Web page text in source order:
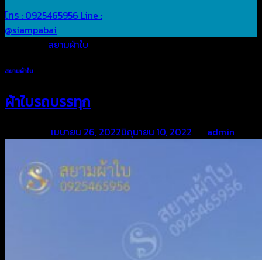
โทร : 0925465956 Line :
@siampabai
สยามผ้าใบ
สยามผ้าใบ
ผ้าใบรถบรรทุก
เมษายน 26, 2022มิถุนายน 10, 2022 admin